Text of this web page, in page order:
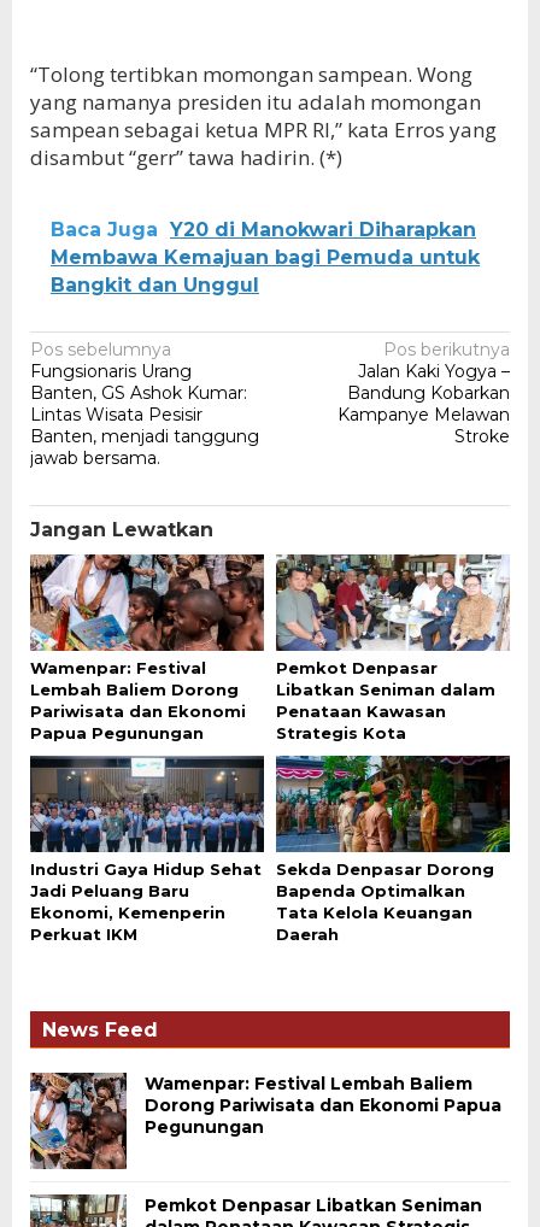
“Tolong tertibkan momongan sampean. Wong
yang namanya presiden itu adalah momongan
sampean sebagai ketua MPR RI,” kata Erros yang
disambut “gerr” tawa hadirin. (*)
Baca Juga Y20 di Manokwari Diharapkan
Membawa Kemajuan bagi Pemuda untuk
Bangkit dan Unggul
Navigasi
pos
Pos sebelumnya
Fungsionaris Urang
Banten, GS Ashok Kumar:
Lintas Wisata Pesisir
Banten, menjadi tanggung
jawab bersama.
Pos berikutnya
Jalan Kaki Yogya –
Bandung Kobarkan
Kampanye Melawan
Stroke
Jangan Lewatkan
Wamenpar: Festival
Lembah Baliem Dorong
Pariwisata dan Ekonomi
Papua Pegunungan
Pemkot Denpasar
Libatkan Seniman dalam
Penataan Kawasan
Strategis Kota
Industri Gaya Hidup Sehat
Jadi Peluang Baru
Ekonomi, Kemenperin
Perkuat IKM
Sekda Denpasar Dorong
Bapenda Optimalkan
Tata Kelola Keuangan
Daerah
News Feed
Wamenpar: Festival Lembah Baliem
Dorong Pariwisata dan Ekonomi Papua
Pegunungan
Pemkot Denpasar Libatkan Seniman